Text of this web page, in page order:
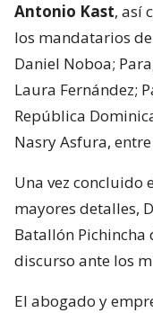
Antonio Kast, así
los mandatarios
Daniel Noboa;
Laura Fernández;
República
Nasry Asfura,
Una vez concluido
mayores detalles,
Batallón Pichincha
discurso ante los
El abogado y